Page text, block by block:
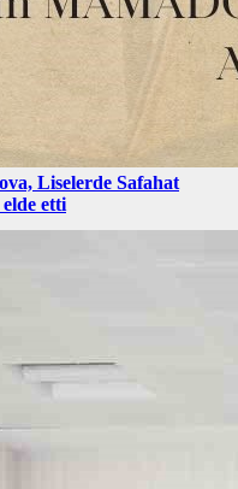
Liselerde Safahat
etti